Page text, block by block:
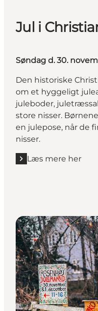
Jul i
Søndag d. 30.
Den historiske
om et hyggeligt
juleboder,
store nisser.
en julepose, når de
nisser.
Læs mere her